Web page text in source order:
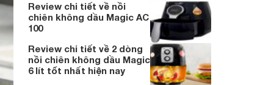
Review chi tiết về nồi
chiên không dầu Magic AC
100
Review chi tiết về 2 dòng
nồi chiên không dầu Magic
6 lít tốt nhất hiện nay